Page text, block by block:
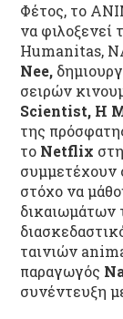
Φέτος, το
να φιλοξενεί
Humanitas,
Nee,
σειρών
Scientist, Η
της
το Netflix
συμμετέχουν
στόχο να
δικαιωμάτων
ταινιών
παραγωγός
συνέντευξη